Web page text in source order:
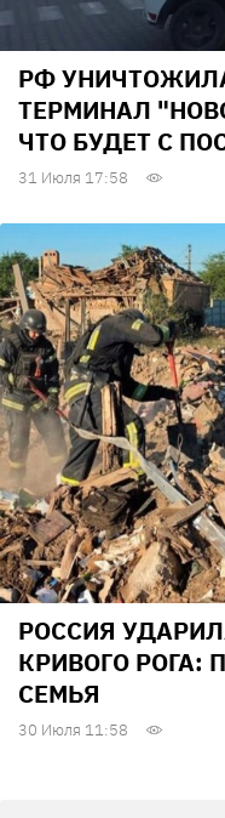
РФ
ТЕРМИНАЛ
ЧТО БУДЕТ С
31 Июля 17:58
РОССИЯ
КРИВОГО РОГА:
СЕМЬЯ
30 Июля 11:58